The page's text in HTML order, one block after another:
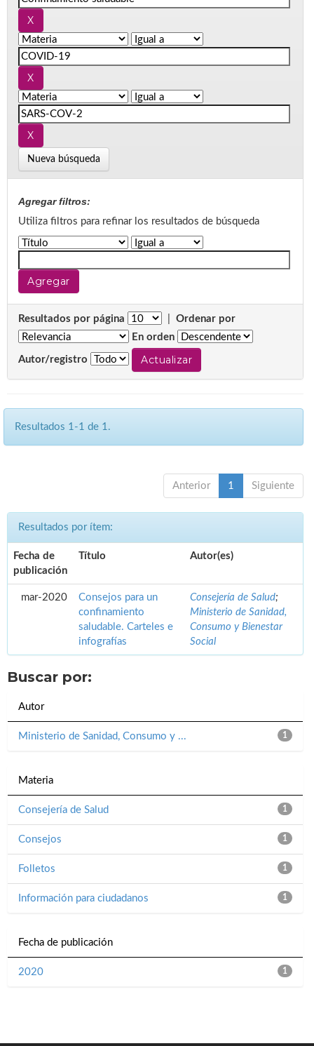
Nueva búsqueda
Agregar filtros:
Utiliza filtros para refinar los resultados de búsqueda
Resultados por página
Ordenar por
En orden
Autor/registro
Resultados 1-1 de 1.
Anterior 1 Siguiente
Resultados por ítem:
Fecha de
publicación
Título Autor(es)
mar-2020
Consejos para un
confinamiento
saludable. Carteles e
infografías
Consejería de Salud;
Ministerio de Sanidad,
Consumo y Bienestar
Social
Buscar por:
Autor
1
Ministerio de Sanidad, Consumo y ...
Materia
1
Consejería de Salud
1
Consejos
1
Folletos
1
Información para ciudadanos
Fecha de publicación
1
2020